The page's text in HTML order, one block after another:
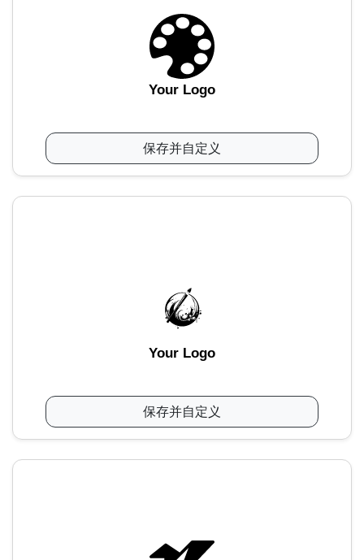
Your Logo
保存并自定义
Your Logo
保存并自定义